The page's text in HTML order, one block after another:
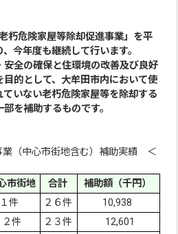
朽危険家屋等除却促進事業」を平
今年度も継続して行います。
安全の確保と住環境の改善及び良好
的として、大牟田市内において使
いない老朽危険家屋等を除却する
を補助するものです。
業（中心市街地含む）補助実績 ＜
市街地 合計
補助額（千円）
１件 ２６件
10,938
２件 ２３件
12,601